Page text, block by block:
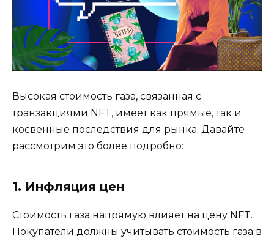
Высокая стоимость газа, связанная с
транзакциями NFT, имеет как прямые, так и
косвенные последствия для рынка. Давайте
рассмотрим это более подробно:
1. Инфляция цен
Стоимость газа напрямую влияет на цену NFT.
Покупатели должны учитывать стоимость газа в